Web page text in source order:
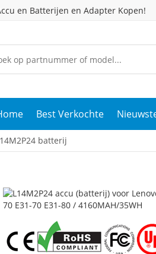
en Batterijen en Adapter Kopen!
Best Verkochte
batterij